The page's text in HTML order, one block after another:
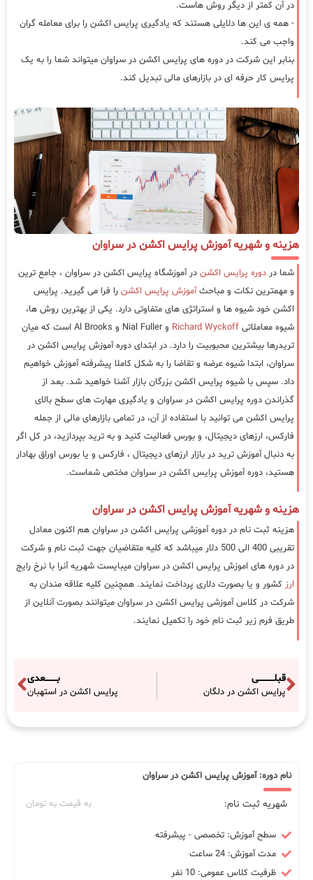
در آن کمتر از دیگر روش هاست.
- همه ی این ها دلایلی هستند که یادگیری پرایس اکشن را برای معامله گران
واجب می کند.
بنابر این شرکت در دوره های پرایس اکشن در سراوان میتواند شما را به یک
پرایس کار حرفه ای در بازارهای مالی تبدیل کند.
هزینه و شهریه آموزش پرایس اکشن در سراوان
شما در دوره پرایس اکشن در آموزشگاه پرایس اکشن در سراوان ، جامع ترین
و مهمترین نکات و مباحثآموزش پرایس اکشن را فرا می گیرید. پرایس
اکشن خود شیوه ها و استراتژی های متفاوتی دارد. یکی از بهترین روش ها،
شیوه معاملاتی Richard Wyckoff
و Nial Fuller و Al Brooks است که میان
تریدرها بیشترین محبوبیت را دارد. در ابتدای دوره آموزش پرایس اکشن در
سراوان، ابتدا شیوه عرضه و تقاضا را به شکل کاملا پیشرفته آموزش خواهیم
داد. سپس با شیوه پرایس اکشن بزرگان بازار آشنا خواهید شد. بعد از
گذراندن دوره پرایس اکشن در سراوان و یادگیری مهارت های سطح بالای
پرایس اکشن می توانید با استفاده از آن، در تمامی بازارهای مالی از جمله
فارکس، ارزهای دیجیتال، و بورس فعالیت کنید و به ترید بپردازید، در کل اگر
به دنبال آموزش ترید در بازار ارزهای دیجیتال ، فارکس و یا بورس اوراق بهادار
هستید، دوره آموزش پرایس اکشن در سراوان مختص شماست.
هزینه و شهریه آموزش پرایس اکشن در سراوان
هزینه ثبت نام در دوره آموزشی پرایس اکشن در سراوان هم اکنون معادل
تقریبی 400 الی 500 دلار میباشد که کلیه متقاضیان جهت ثبت نام و شرکت
در دوره های اموزش پرایس اکشن در سراوان میبایست شهریه آنرا با نرخ رایج
ارز کشور و یا بصورت دلاری پرداخت نمایند. همچنین کلیه علاقه مندان به
شرکت در کلاس آموزشی پرایس اکشن در سراوان میتوانند بصورت آنلاین از
طریق فرم زیر ثبت نام خود را تکمیل نمایند.
قبلـــــــــــی
پرایس اکشن در دلگان
بــــــــعدی
پرایس اکشن در استهبان
نام دوره: آموزش پرایس اکشن در سراوان
شهریه ثبت نام: به قیمت به تومان
سطح آموزش: تخصصی - پیشرفته
مدت آموزش: 24 ساعت
ظرفیت کلاس عمومی: 10 نفر